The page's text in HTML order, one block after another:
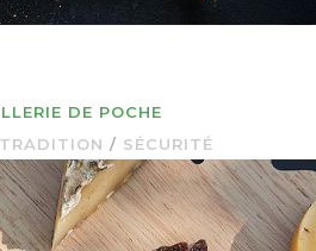
DE POCHE
TRADITION / SÉCURITÉ